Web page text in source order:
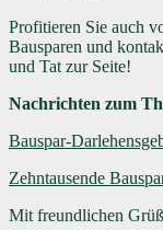
Profitieren Sie auch
Bausparen und
und Tat zur Seite!
Nachrichten zum
Bauspar-
Zehntausende
Mit freundlichen